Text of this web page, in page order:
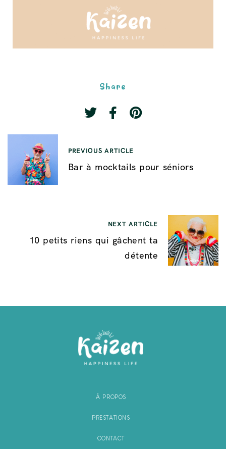
Share
PREVIOUS ARTICLE
Bar à mocktails pour séniors
NEXT ARTICLE
10 petits riens qui gâchent ta
détente
À PROPOS
PRESTATIONS
CONTACT